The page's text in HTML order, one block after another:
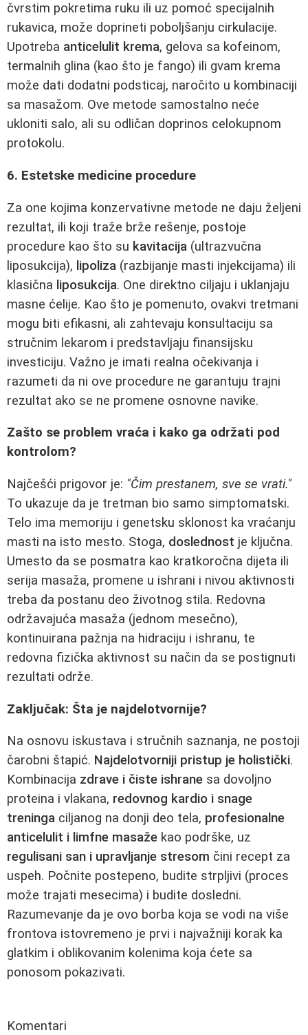
čvrstim pokretima ruku ili uz pomoć specijalnih
rukavica, može doprineti poboljšanju cirkulacije.
Upotreba anticelulit krema, gelova sa kofeinom,
termalnih glina (kao što je fango) ili gvam krema
može dati dodatni podsticaj, naročito u kombinaciji
sa masažom. Ove metode samostalno neće
ukloniti salo, ali su odličan doprinos celokupnom
protokolu.
6. Estetske medicine procedure
Za one kojima konzervativne metode ne daju željeni
rezultat, ili koji traže brže rešenje, postoje
procedure kao što su kavitacija (ultrazvučna
liposukcija), lipoliza (razbijanje masti injekcijama) ili
klasična liposukcija. One direktno ciljaju i uklanjaju
masne ćelije. Kao što je pomenuto, ovakvi tretmani
mogu biti efikasni, ali zahtevaju konsultaciju sa
stručnim lekarom i predstavljaju finansijsku
investiciju. Važno je imati realna očekivanja i
razumeti da ni ove procedure ne garantuju trajni
rezultat ako se ne promene osnovne navike.
Zašto se problem vraća i kako ga održati pod
kontrolom?
Najčešći prigovor je: "Čim prestanem, sve se vrati."
To ukazuje da je tretman bio samo simptomatski.
Telo ima memoriju i genetsku sklonost ka vraćanju
masti na isto mesto. Stoga, doslednost je ključna.
Umesto da se posmatra kao kratkoročna dijeta ili
serija masaža, promene u ishrani i nivou aktivnosti
treba da postanu deo životnog stila. Redovna
održavajuća masaža (jednom mesečno),
kontinuirana pažnja na hidraciju i ishranu, te
redovna fizička aktivnost su način da se postignuti
rezultati održe.
Zaključak: Šta je najdelotvornije?
Na osnovu iskustava i stručnih saznanja, ne postoji
čarobni štapić. Najdelotvorniji pristup je holistički.
Kombinacija zdrave i čiste ishrane sa dovoljno
proteina i vlakana, redovnog kardio i snage
treninga ciljanog na donji deo tela, profesionalne
anticelulit i limfne masaže kao podrške, uz
regulisani san i upravljanje stresom čini recept za
uspeh. Počnite postepeno, budite strpljivi (proces
može trajati mesecima) i budite dosledni.
Razumevanje da je ovo borba koja se vodi na više
frontova istovremeno je prvi i najvažniji korak ka
glatkim i oblikovanim kolenima koja ćete sa
ponosom pokazivati.
Komentari